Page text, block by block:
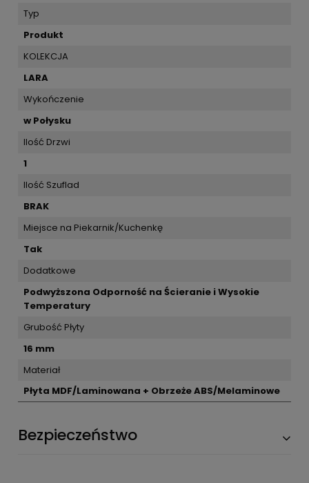
Typ
Produkt
KOLEKCJA
LARA
Wykończenie
w Połysku
Ilość Drzwi
1
Ilość Szuflad
BRAK
Miejsce na Piekarnik/Kuchenkę
Tak
Dodatkowe
Podwyższona Odporność na Ścieranie i Wysokie
Temperatury
Grubość Płyty
16 mm
Materiał
Płyta MDF/Laminowana + Obrzeże ABS/Melaminowe
Bezpieczeństwo